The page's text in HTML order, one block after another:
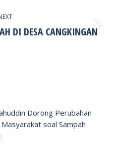
NextDI DESA CANGKINGAN
Dorong Perubahan
soal Sampah